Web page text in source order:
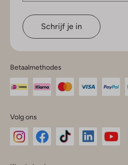
Schrijf je in
Betaalmethodes
Volg ons